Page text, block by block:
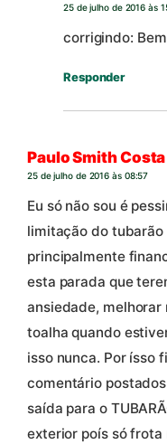
25 de julho de 2016 às
corrigindo:
Responder
Paulo Smith Costa
25 de julho de 2016 às 08:57
Eu só não sou é
limitação do
principalmente
esta parada que
ansiedade, melhorar
toalha quando
isso nunca. Por ísso
comentário
saída para o
exterior poís só